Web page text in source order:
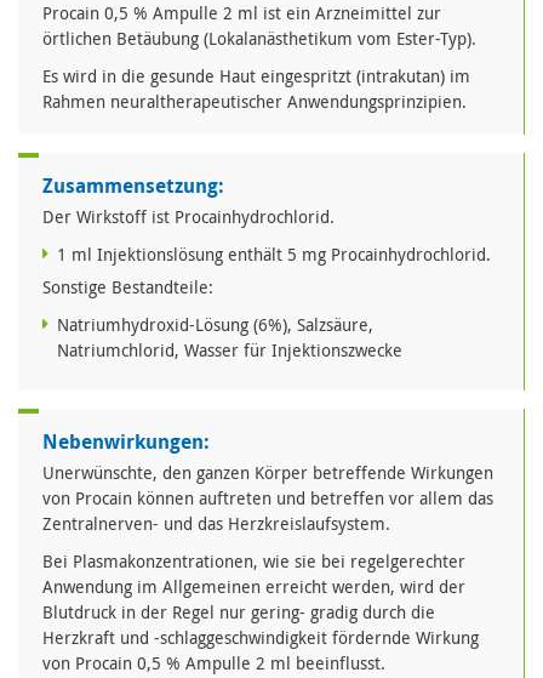
Procain 0,5 % Ampulle 2 ml ist ein Arzneimittel zur
örtlichen Betäubung (Lokalanästhetikum vom Ester-Typ).
Es wird in die gesunde Haut eingespritzt (intrakutan) im
Rahmen neuraltherapeutischer Anwendungsprinzipien.
Zusammensetzung:
Der Wirkstoff ist Procainhydrochlorid.
1 ml Injektionslösung enthält 5 mg Procainhydrochlorid.
Sonstige Bestandteile:
Natriumhydroxid-Lösung (6%), Salzsäure,
Natriumchlorid, Wasser für Injektionszwecke
Nebenwirkungen:
Unerwünschte, den ganzen Körper betreffende Wirkungen
von Procain können auftreten und betreffen vor allem das
Zentralnerven- und das Herzkreislaufsystem.
Bei Plasmakonzentrationen, wie sie bei regelgerechter
Anwendung im Allgemeinen erreicht werden, wird der
Blutdruck in der Regel nur gering- gradig durch die
Herzkraft und -schlaggeschwindigkeit fördernde Wirkung
von Procain 0,5 % Ampulle 2 ml beeinflusst.